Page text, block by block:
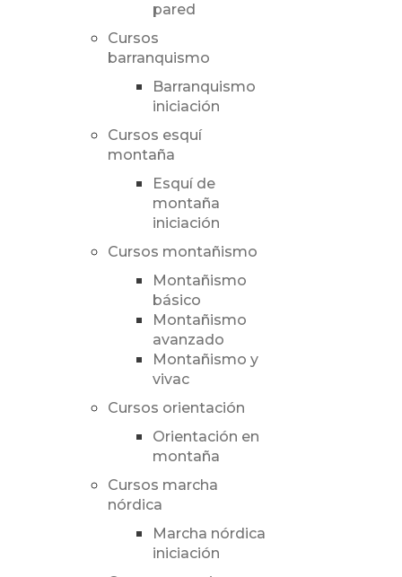
pared
Cursos
barranquismo
Barranquismo
iniciación
Cursos esquí
montaña
Esquí de
montaña
iniciación
Cursos montañismo
Montañismo
básico
Montañismo
avanzado
Montañismo y
vivac
Cursos orientación
Orientación en
montaña
Cursos marcha
nórdica
Marcha nórdica
iniciación